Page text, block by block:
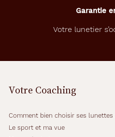
Garantie
Votre lunetier
Votre Coaching
Comment bien choisir ses lunettes
Le sport et ma vue